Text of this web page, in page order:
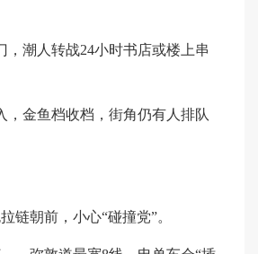
，潮人转战24小时书店或楼上串
，金鱼档收档，街角仍有人排队
链朝前，小心“碰撞党”。